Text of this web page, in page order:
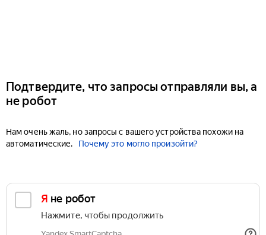
Подтвердите, что запросы отправляли вы, а
не робот
Нам очень жаль, но запросы с вашего устройства похожи на
автоматические.
Почему это могло произойти?
Я не робот
Нажмите, чтобы продолжить